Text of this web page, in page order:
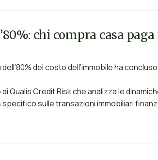
chi compra casa
del costo dell’immobile ha
Qualis Credit Risk che analizza le
sulle transazioni immobiliari